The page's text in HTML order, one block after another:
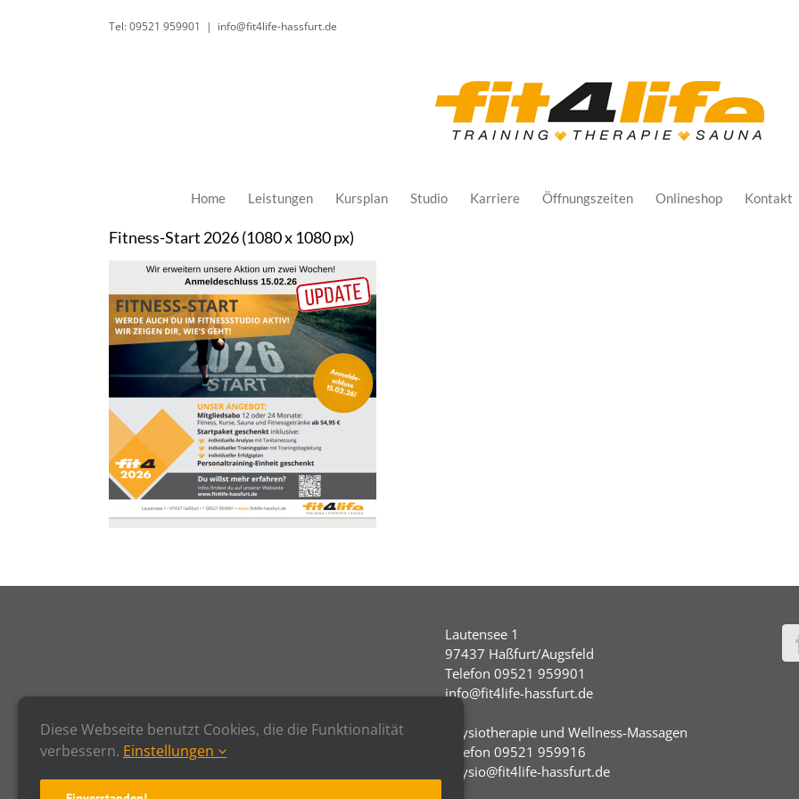
Tel: 09521 959901 | info@fit4life-hassfurt.de
Home Leistungen Kursplan Studio Karriere Öffnungszeiten Onlineshop Kontakt
Fitness-Start 2026 (1080 x 1080 px)
Lautensee 1
97437 Haßfurt/Augsfeld
Telefon 09521 959901
info@fit4life-hassfurt.de
Physiotherapie und Wellness-Massagen
Telefon 09521 959916
physio@fit4life-hassfurt.de
Diese Webseite benutzt Cookies, die die Funktionalität
verbessern. Einstellungen